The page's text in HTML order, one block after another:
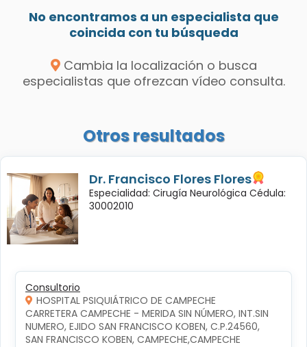
No encontramos a un especialista que
coincida con tu búsqueda
Cambia la localización o busca
especialistas que ofrezcan vídeo consulta.
Otros resultados
Dr. Francisco Flores Flores
Especialidad: Cirugía Neurológica Cédula:
30002010
Consultorio
HOSPITAL PSIQUIÁTRICO DE CAMPECHE
CARRETERA CAMPECHE - MERIDA SIN NÚMERO, INT.SIN
NUMERO, EJIDO SAN FRANCISCO KOBEN, C.P.24560,
SAN FRANCISCO KOBEN, CAMPECHE,CAMPECHE